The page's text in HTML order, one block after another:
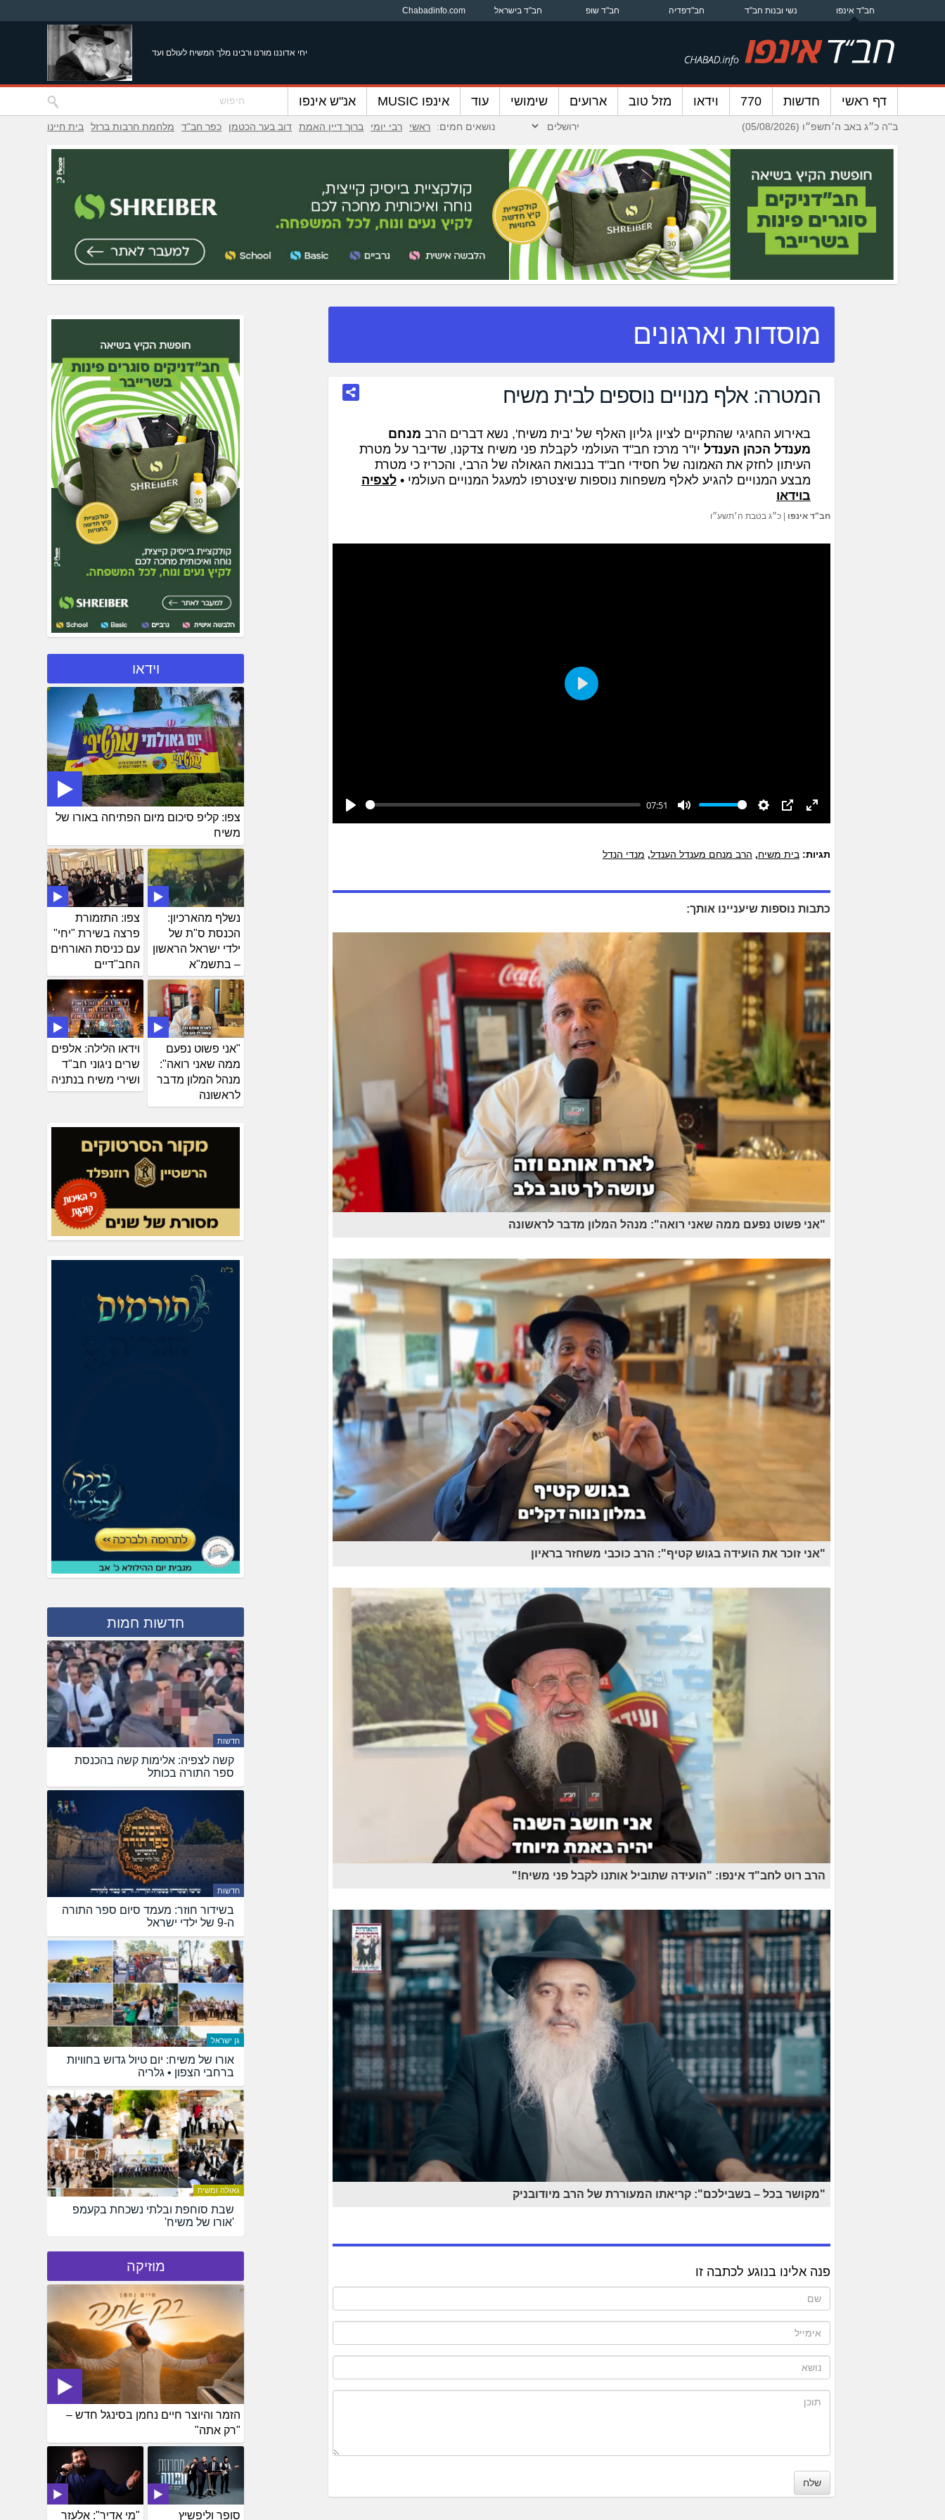
חב"ד אינפו נשי ובנות חב"ד חב"דפדיה חב"ד שופ חב"ד בישראל Chabadinfo.com
יחי אדוננו מורנו ורבינו מלך המשיח לעולם ועד
דף ראשי חדשות 770 וידאו מזל טוב ארועים שימושי עוד אינפו MUSIC אנ"ש אינפו
ב''ה כ״ג באב ה׳תשפ״ו (05/08/2026) נושאים חמים: ראשי רבי יומי ברוך דיין האמת דוב בער הכטמן כפר חב"ד מלחמת חרבות ברזל בית חיינו
מוסדות וארגונים
המטרה: אלף מנויים נוספים לבית משיח
באירוע החגיגי שהתקיים לציון גליון האלף של 'בית משיח', נשא דברים הרב מנחם
מענדל הכהן הענדל יו"ר מרכז חב"ד העולמי לקבלת פני משיח צדקנו, שדיבר על מטרת
העיתון לחזק את האמונה של חסידי חב"ד בנבואת הגאולה של הרבי, והכריז כי מטרת
מבצע המנויים להגיע לאלף משפחות נוספות שיצטרפו למעגל המנויים העולמי •לצפיה
בוידאו
חב"ד אינפו |כ״ג בטבת ה׳תשע״ו
Play
07:51
Mute Settings PIPEnter
Play
תגיות:בית משיח, הרב מנחם מענדל הענדל, מנדי הנדל
כתבות נוספות שיעניינו אותך:
"אני פשוט נפעם ממה שאני רואה": מנהל המלון מדבר לראשונה
"אני זוכר את הועידה בגוש קטיף": הרב כוכבי משחזר בראיון
הרב רוט לחב"ד אינפו: "הועידה שתוביל אותנו לקבל פני משיח!"
"מקושר בכל – בשבילכם": קריאתו המעוררת של הרב מיודובניק
פנה אלינו בנוגע לכתבה זו
שלח
וידאו
צפו: קליפ סיכום מיום הפתיחה באורו של
משיח
צפו: התזמורת
פרצה בשירת "יחי"
עם כניסת האורחים
החב"דיים
נשלף מהארכיון:
הכנסת ס"ת של
ילדי ישראל הראשון
– בתשמ"א
וידאו הלילה: אלפים
שרים ניגוני חב"ד
ושירי משיח בנתניה
"אני פשוט נפעם
ממה שאני רואה":
מנהל המלון מדבר
לראשונה
חדשות חמות
חדשות
קשה לצפיה: אלימות קשה בהכנסת
ספר התורה בכותל
חדשות
בשידור חוזר: מעמד סיום ספר התורה
ה-9 של ילדי ישראל
גן ישראל
אורו של משיח: יום טיול גדוש בחוויות
ברחבי הצפון • גלריה
גאולה ומשיח
שבת סוחפת ובלתי נשכחת בקעמפ
'אורו של משיח'
מוזיקה
הזמר והיוצר חיים נחמן בסינגל חדש –
"רק אתה"
"מי אדיר": אלעזר סופר וליפשיץ